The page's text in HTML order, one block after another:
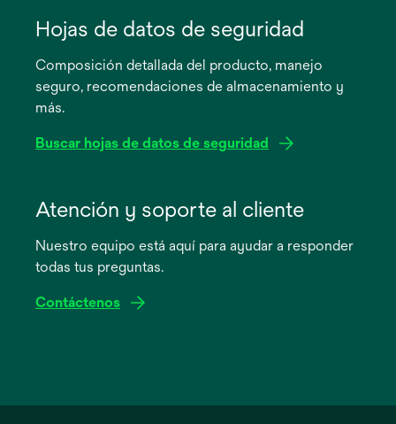
abre
pestaña
nueva
Hojas de datos de seguridad
Composición detallada del producto, manejo
seguro, recomendaciones de almacenamiento y
más.
Buscar hojas de datos de seguridad
abre
pestaña
Atención y soporte al cliente
Nuestro equipo está aquí para ayudar a responder
todas tus preguntas.
Contáctenos